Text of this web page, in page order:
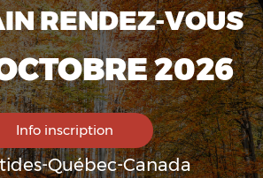
RENDEZ-VOUS
2026
Info inscription
Québec-Canada